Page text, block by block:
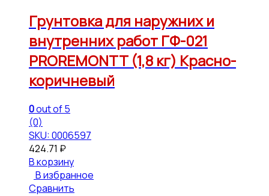
Грунтовка для наружних и
внутренних работ ГФ-021
PROREMONTT (1,8 кг) Красно-
коричневый
0out of 5
(0)
SKU: 0006597
424.71 ₽
В корзину
В избранное
Сравнить